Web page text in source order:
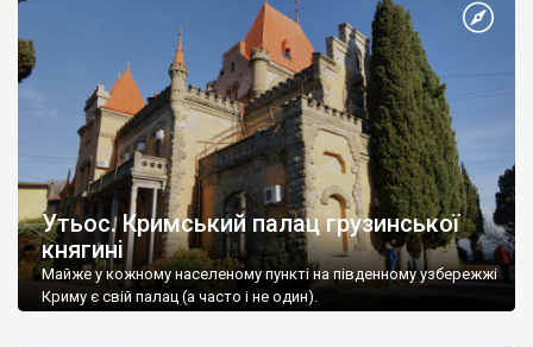
Утьос. Кримський палац грузинської
княгині
Майже у кожному населеному пункті на південному узбережжі
Криму є свій палац (а часто і не один).